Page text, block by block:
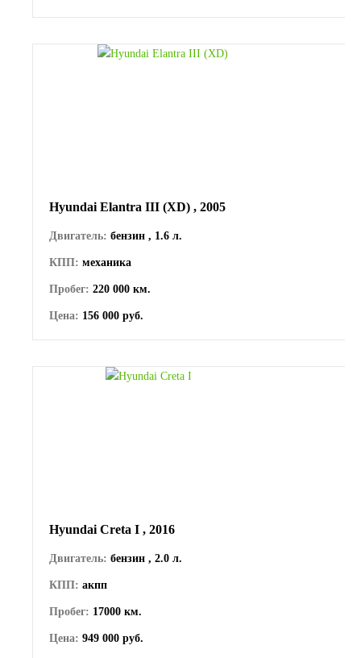
Hyundai Elantra III (XD) , 2005
Двигатель: бензин , 1.6 л.
КПП: механика
Пробег: 220 000 км.
Цена: 156 000 руб.
Hyundai Creta I , 2016
Двигатель: бензин , 2.0 л.
КПП: акпп
Пробег: 17000 км.
Цена: 949 000 руб.